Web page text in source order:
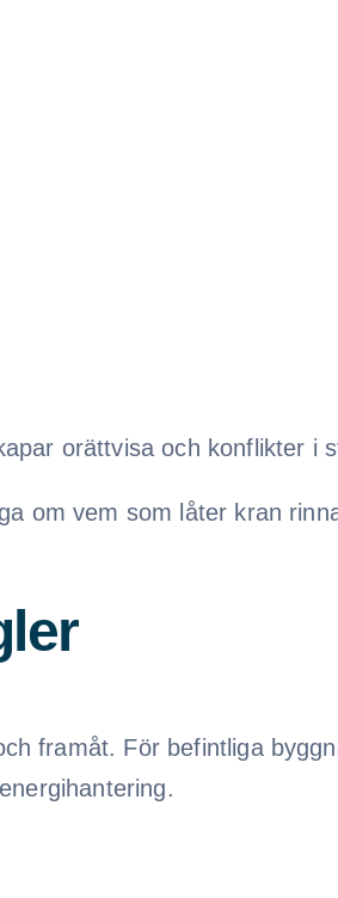
orättvisa och konflikter i
om vem som låter kran
framåt. För befintliga